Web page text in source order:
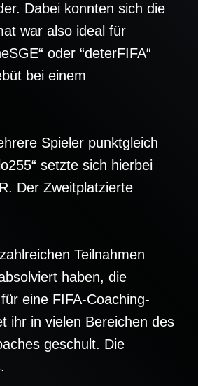
Dabei konnten sich die
war also ideal für
oder “deterFIFA“
bei einem
Spieler punktgleich
setzte sich hierbei
Der Zweitplatzierte
Teilnahmen
haben, die
eine FIFA-Coaching-
ihr in vielen Bereichen des
geschult. Die